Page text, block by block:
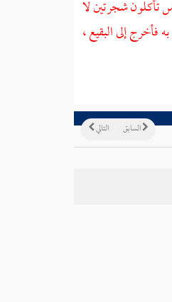
تأكلون شجرتين لا
فأخرج إلىالبقيع،
التالي السابق